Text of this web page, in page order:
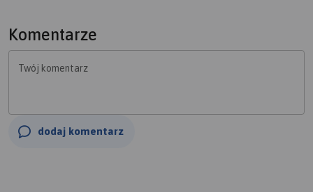
Komentarze
Twój komentarz
dodaj komentarz